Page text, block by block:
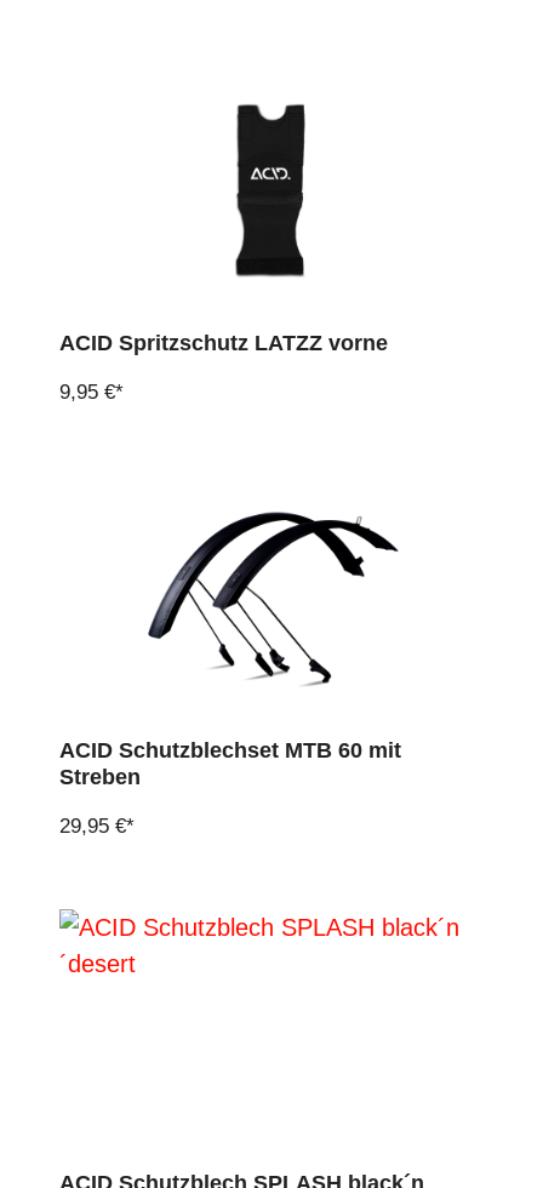
ACID Spritzschutz LATZZ vorne
9,95 €*
ACID Schutzblechset MTB 60 mit
Streben
29,95 €*